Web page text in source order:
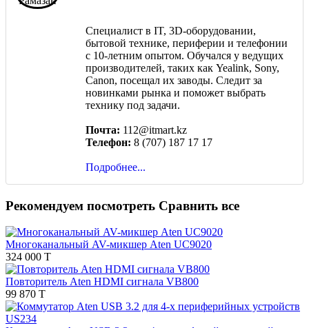
Специалист в IT, 3D-оборудовании,
бытовой технике, периферии и телефонии
с 10-летним опытом. Обучался у ведущих
производителей, таких как Yealink, Sony,
Canon, посещал их заводы. Следит за
новинками рынка и поможет выбрать
технику под задачи.
Почта: 112@itmart.kz
Телефон: 8 (707) 187 17 17
Подробнее...
Рекомендуем посмотреть Сравнить все
Многоканальный AV-микшер Aten UC9020
324 000 T
Повторитель Aten HDMI сигнала VB800
99 870 T